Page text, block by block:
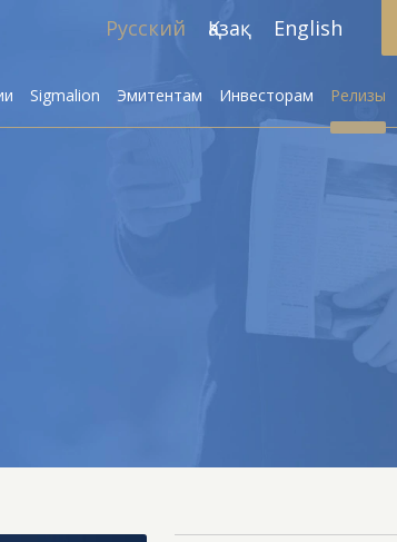
Русский Қазақ English
Sigmalion Эмитентам Инвесторам Релизы